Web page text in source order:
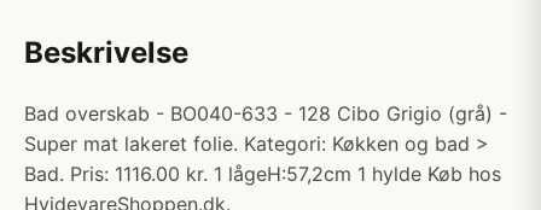
Beskrivelse
Bad overskab - BO040-633 - 128 Cibo Grigio (grå) -
Super mat lakeret folie. Kategori: Køkken og bad >
Bad. Pris: 1116.00 kr. 1 lågeH:57,2cm 1 hylde Køb hos
HvidevareShoppen.dk.